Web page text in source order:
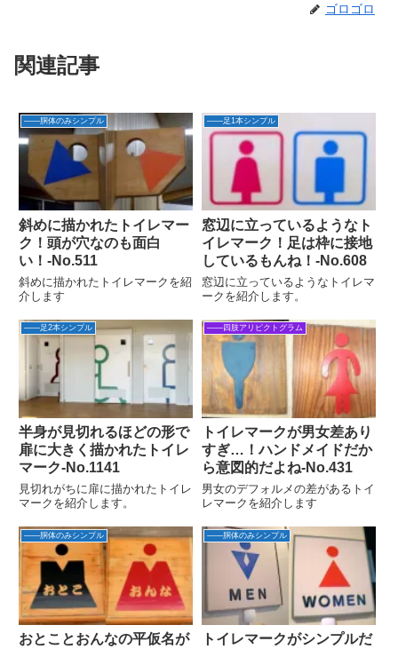
ゴロゴロ
関連記事
――胴体のみシンプル
斜めに描かれたトイレマー
ク！頭が穴なのも面白
い！‐No.511
斜めに描かれたトイレマークを紹
介します
――足1本シンプル
窓辺に立っているようなト
イレマーク！足は枠に接地
しているもんね！‐No.608
窓辺に立っているようなトイレマ
ークを紹介します。
――足2本シンプル
半身が見切れるほどの形で
扉に大きく描かれたトイレ
マーク-No.1141
見切れがちに扉に描かれたトイレ
マークを紹介します。
――四肢アリピクトグラム
トイレマークが男女差あり
すぎ…！ハンドメイドだか
ら意図的だよね‐No.431
男女のデフォルメの差があるトイ
レマークを紹介します
――胴体のみシンプル
おとことおんなの平仮名が
――胴体のみシンプル
トイレマークがシンプルだ